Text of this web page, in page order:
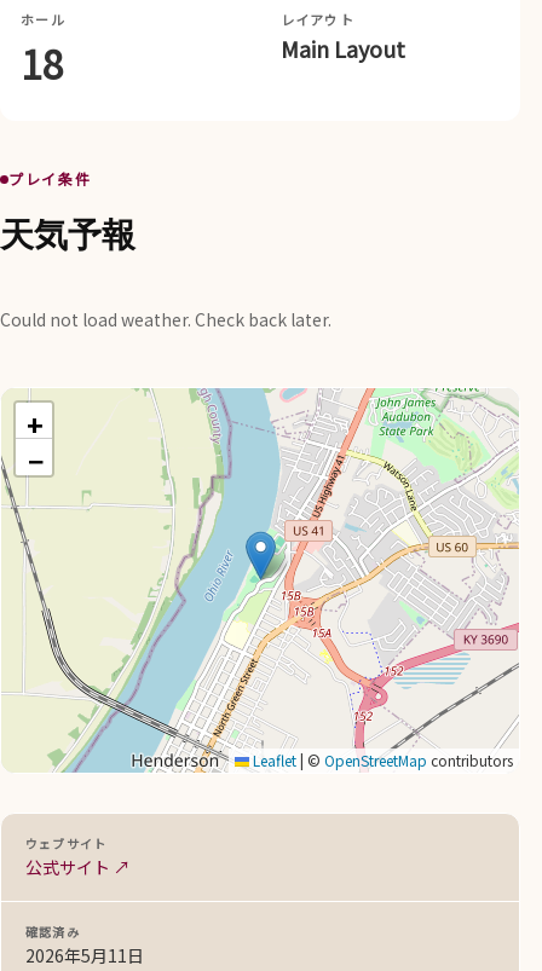
ホール
18
レイアウト
Main Layout
プレイ条件
天気予報
Could not load weather. Check back later.
+
−
Leaflet ©OpenStreetMap contributors
ウェブサイト
公式サイト ↗
確認済み
2026年5月11日